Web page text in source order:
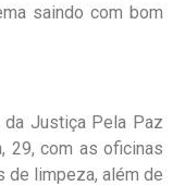
saindo com bom
da Justiça Pela Paz
29, com as oficinas
de limpeza, além de